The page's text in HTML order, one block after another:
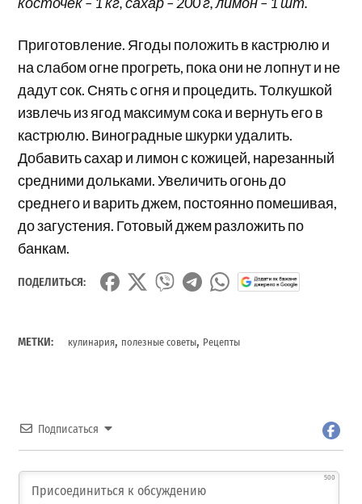
Приготовление. Ягоды положить в кастрюлю и
на слабом огне прогреть, пока они не лопнут и не
дадут сок. Снять с огня и процедить. Толкушкой
извлечь из ягод максимум сока и вернуть его в
кастрюлю. Виноградные шкурки удалить.
Добавить сахар и лимон с кожицей, нарезанный
средними дольками. Увеличить огонь до
среднего и варить джем, постоянно помешивая,
до загустения. Готовый джем разложить по
банкам.
ПОДЕЛИТЬСЯ:
МЕТКИ: кулинария, полезные советы, Рецепты
Подписаться
500